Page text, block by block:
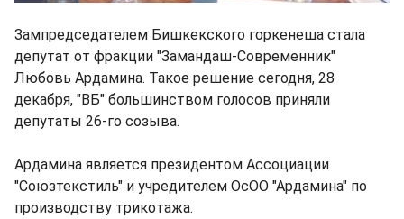
Зампредседателем Бишкекского горкенеша стала
депутат от фракции "Замандаш-Современник"
Любовь Ардамина. Такое решение сегодня, 28
декабря, "ВБ" большинством голосов приняли
депутаты 26-го созыва.
Ардамина является президентом Ассоциации
"Союзтекстиль" и учредителем ОсОО "Ардамина" по
производству трикотажа.